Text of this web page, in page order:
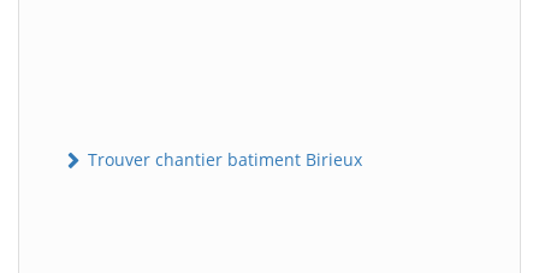
Trouver chantier batiment Birieux